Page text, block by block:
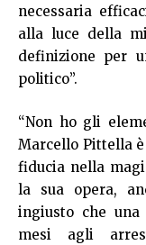
necessaria
alla luce della
definizione per
politico”.
“Non ho gli
Marcello Pittella
fiducia nella
la sua opera,
ingiusto che
mesi agli